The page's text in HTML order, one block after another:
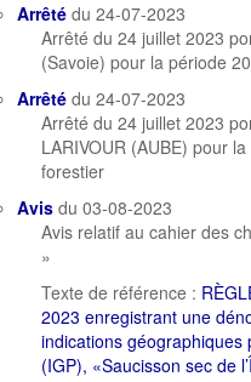
Arrêté du 24-07-2023
Arrêté du 24 juillet 2023
(Savoie) pour la période
Arrêté du 24-07-2023
Arrêté du 24 juillet 2023
LARIVOUR (AUBE) pour
forestier
Avis du 03-08-2023
Avis relatif au cahier des
»
Texte de référence :
2023 enregistrant une
indications géographiques
(IGP), «Saucisson sec de